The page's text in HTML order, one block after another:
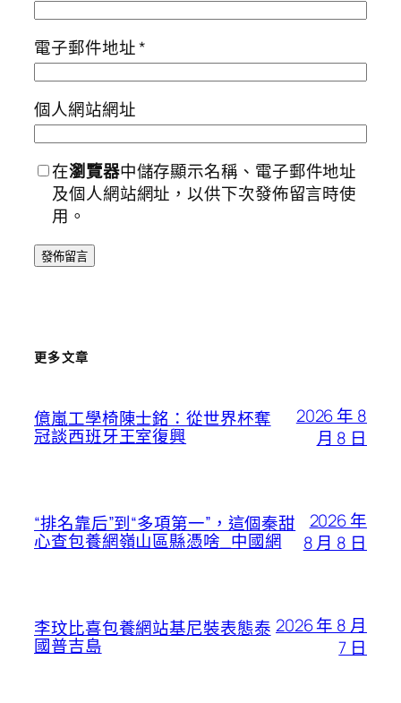
電子郵件地址*
個人網站網址
在瀏覽器中儲存顯示名稱、電子郵件地址
及個人網站網址，以供下次發佈留言時使
用。
更多文章
億嵐工學椅陳士銘：從世界杯奪
冠談西班牙王室復興
2026 年 8
月 8 日
“排名靠后”到“多項第一”，這個秦甜
心查包養網嶺山區縣憑啥_中國網
2026 年
8 月 8 日
李玟比喜包養網站基尼裝表態泰
國普吉島
2026 年 8 月
7 日